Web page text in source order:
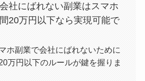
社にばれない副業はスマホ
20万円以下なら実現可能で
ホ副業で会社にばれないために
万円以下のルールが鍵を握りま